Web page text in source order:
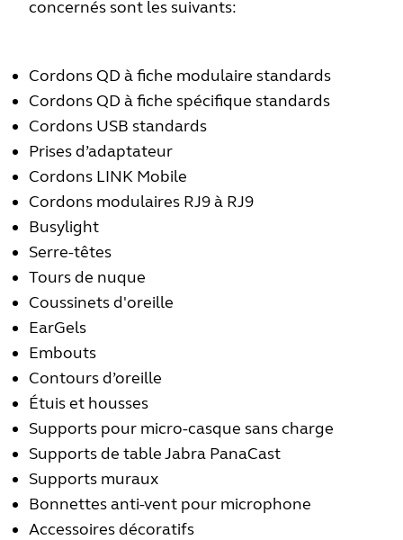
concernés sont les suivants:
Cordons QD à fiche modulaire standards
Cordons QD à fiche spécifique standards
Cordons USB standards
Prises d’adaptateur
Cordons LINK Mobile
Cordons modulaires RJ9 à RJ9
Busylight
Serre-têtes
Tours de nuque
Coussinets d'oreille
EarGels
Embouts
Contours d’oreille
Étuis et housses
Supports pour micro-casque sans charge
Supports de table Jabra PanaCast
Supports muraux
Bonnettes anti-vent pour microphone
Accessoires décoratifs